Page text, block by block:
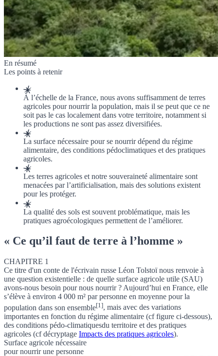
En résumé
Les points à retenir
À l’échelle de la France, nous avons suffisamment de terres
agricoles pour nourrir la population, mais il se peut que ce ne
soit pas le cas localement dans votre territoire, notamment si
les productions ne sont pas assez diversifiées.
La surface nécessaire pour se nourrir dépend du régime
alimentaire, des conditions pédoclimatiques et des pratiques
agricoles.
Les terres agricoles et notre souveraineté alimentaire sont
menacées par l’artificialisation, mais des solutions existent
pour les protéger.
La qualité des sols est souvent problématique, mais les
pratiques agroécologiques permettent de l’améliorer.
« Ce qu’il faut de terre à l’homme »
CHAPITRE 1
Ce titre d'un conte de l'écrivain russe Léon Tolstoï nous renvoie à
une question existentielle : de quelle surface agricole utile (SAU)
avons-nous besoin pour nous nourrir ? Aujourd’hui en France, elle
s’élève à environ 4 000 m² par personne en moyenne pour la
population dans son ensemble[1], mais avec des variations
importantes en fonction du régime alimentaire (cf figure ci-dessous),
des conditions pédo-climatiquesdu territoire et des pratiques
agricoles (cfdécryptage Impacts des pratiques agricoles).
Surface agricole nécessaire
pour nourrir une personne